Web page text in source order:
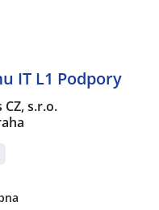
IT L1 Podpory
s.r.o.